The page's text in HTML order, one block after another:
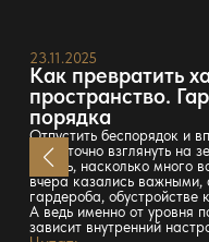
23.11.2025
Как превратить
пространство.
порядка
Отпустить беспорядок и
достаточно взглянуть на
понять, насколько много
вчера казались важными,
гардероба, обустройстве
А ведь именно от уровня
зависит внутренний